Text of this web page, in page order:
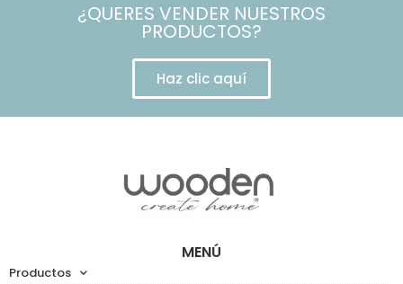
¿QUERES VENDER NUESTROS
PRODUCTOS?
Haz clic aquí
MENÚ
Productos